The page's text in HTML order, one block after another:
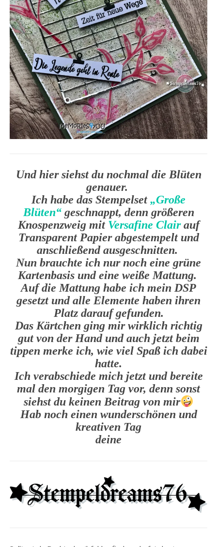
Und hier siehst du nochmal die Blüten
genauer.
Ich habe das Stempelset„Große
Blüten“geschnappt, denn größeren
Knospenzweig mit Versafine Clairauf
Transparent Papier abgestempelt und
anschließend ausgeschnitten.
Nun brauchte ich nur noch eine grüne
Kartenbasis und eine weiße Mattung.
Auf die Mattung habe ich mein DSP
gesetzt und alle Elemente haben ihren
Platz darauf gefunden.
Das Kärtchen ging mir wirklich richtig
gut von der Hand und auch jetzt beim
tippen merke ich, wie viel Spaß ich dabei
hatte.
Ich verabschiede mich jetzt und bereite
mal den morgigen Tag vor, denn sonst
siehst du keinen Beitrag von mir
Hab noch einen wunderschönen und
kreativen Tag
deine